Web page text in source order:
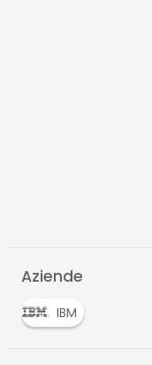
Aziende
IBM